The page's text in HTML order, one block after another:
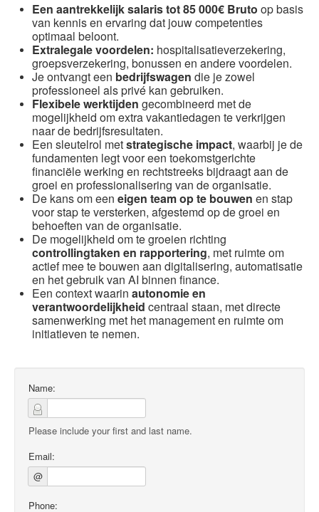
Een aantrekkelijk salaris tot 85 000€ Bruto op basis
van kennis en ervaring dat jouw competenties
optimaal beloont.
Extralegale voordelen: hospitalisatieverzekering,
groepsverzekering, bonussen en andere voordelen.
Je ontvangt een bedrijfswagen die je zowel
professioneel als privé kan gebruiken.
Flexibele werktijden gecombineerd met de
mogelijkheid om extra vakantiedagen te verkrijgen
naar de bedrijfsresultaten.
Een sleutelrol metstrategische impact, waarbij je de
fundamenten legt voor een toekomstgerichte
financiële werking en rechtstreeks bijdraagt aan de
groei en professionalisering van de organisatie.
De kans om een eigen team op te bouwen en stap
voor stap te versterken, afgestemd op de groei en
behoeften van de organisatie.
De mogelijkheid om te groeien richting
controllingtaken en rapportering, met ruimte om
actief mee te bouwen aan digitalisering, automatisatie
en het gebruik van AI binnen finance.
Een context waarin autonomie en
verantwoordelijkheid centraal staan, met directe
samenwerking met het management en ruimte om
initiatieven te nemen.
Name:
Please include your first and last name.
Email:
@
Phone: